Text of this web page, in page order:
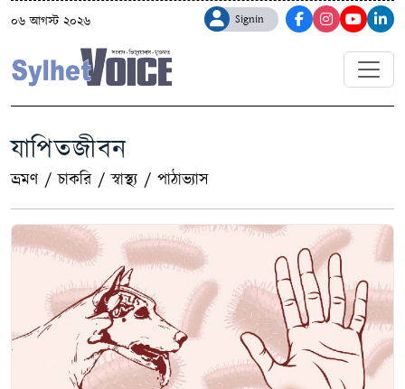
০৬ আগস্ট ২০২৬ Signin
যাপিতজীবন
ভ্রমণ/চাকরি/স্বাস্থ্য / পাঠাভ্যাস